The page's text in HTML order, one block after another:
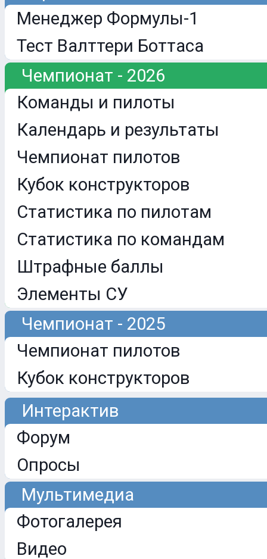
Менеджер Формулы-1
Тест Валттери Боттаса
Чемпионат - 2026
Команды и пилоты
Календарь и результаты
Чемпионат пилотов
Кубок конструкторов
Статистика по пилотам
Статистика по командам
Штрафные баллы
Элементы СУ
Чемпионат - 2025
Чемпионат пилотов
Кубок конструкторов
Интерактив
Форум
Опросы
Мультимедиа
Фотогалерея
Видео